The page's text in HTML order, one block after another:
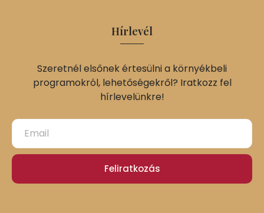
Hírlevél
Szeretnél elsőnek értesülni a környékbeli
programokról, lehetőségekről? Iratkozz fel
hírlevelünkre!
Feliratkozás